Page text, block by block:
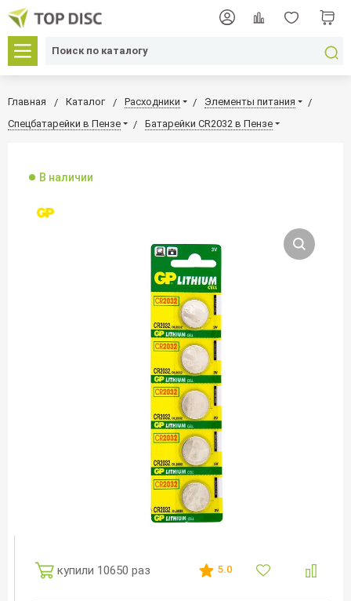
Главная Каталог Расходники
Элементы питания
Спецбатарейки в Пензе
Батарейки CR2032 в Пензе
В наличии
купили 10650 раз 5.0